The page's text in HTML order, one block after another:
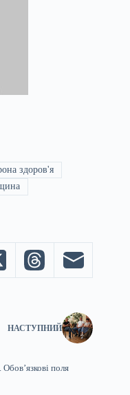
здоров'я
НАСТУПНИЙ
Обов’язкові поля